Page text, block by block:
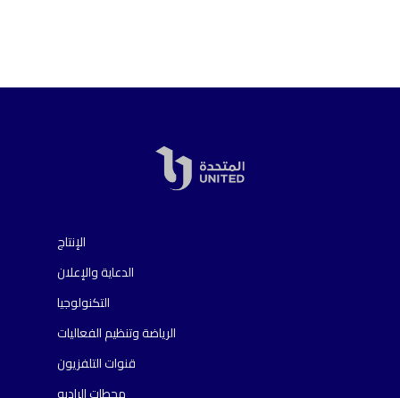
الإنتاج
الدعاية والإعلان
التكنولوجيا
الرياضة وتنظيم الفعاليات
قنوات التلفزيون
محطات الراديو